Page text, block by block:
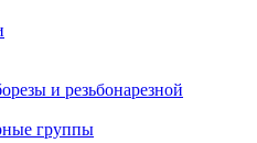
и резьбонарезной
группы